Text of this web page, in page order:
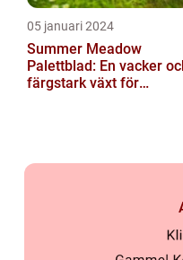
05 januari 2024
Summer Meadow
Palettblad: En vacker
färgstark växt för